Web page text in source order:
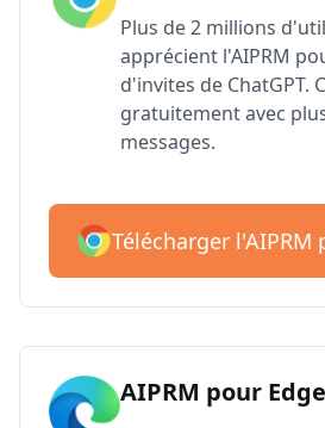
Plus de 2 millions
apprécient l'AIPRM
d'invites de ChatGPT.
gratuitement avec
messages.
Télécharger l'AIPRM
AIPRM pour Edge